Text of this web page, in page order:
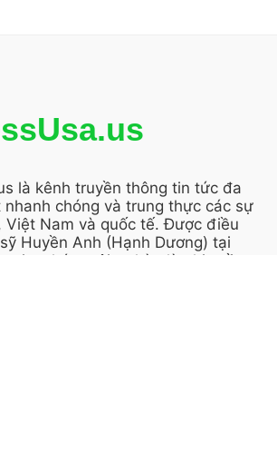
là kênh truyền thông tin tức đa
nhanh chóng và trung thực các sự
Việt Nam và quốc tế. Được điều
Huyền Anh (Hạnh Dương) tại
chúng tôi tự hào là nhịp cầu